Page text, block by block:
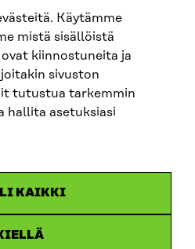
Käytämme
mistä sisällöistä
kiinnostuneita ja
sivuston
tutustua tarkemmin
hallita asetuksiasi
KAIKKI